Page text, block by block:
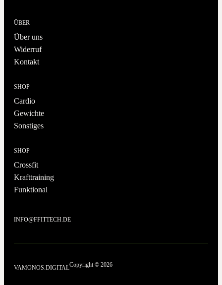
ÜBER
Über uns
Widerruf
Kontakt
SHOP
Cardio
Gewichte
Sonstiges
SHOP
Crossfit
Krafttraining
Funktional
INFO@FFITTECH.DE
VAMONOS.DIGITALCopyright © 2026